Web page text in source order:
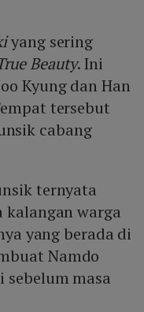
yang sering
Beauty. Ini
Kyung dan Han
tersebut
cabang
ternyata
warga
yang berada di
Namdo
sebelum masa